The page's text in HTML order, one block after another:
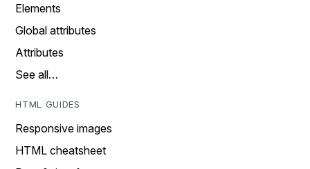
Elements
Global attributes
Attributes
See all…
HTML GUIDES
Responsive images
HTML cheatsheet